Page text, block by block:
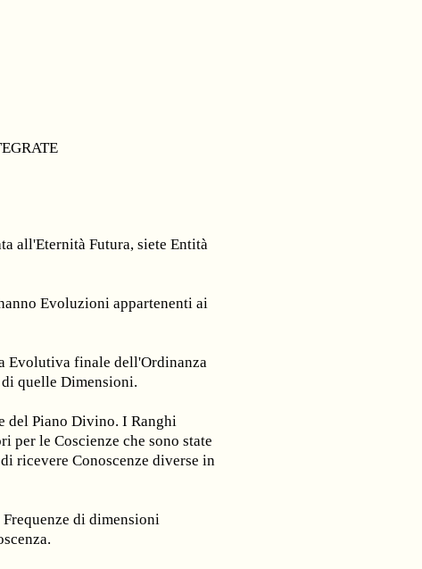
all'Eternità Futura, siete Entità
Evoluzioni appartenenti ai
Evolutiva finale dell'Ordinanza
quelle Dimensioni.
del Piano Divino. I Ranghi
per le Coscienze che sono state
ricevere Conoscenze diverse in
di dimensioni